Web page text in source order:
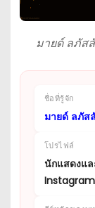
มายด์ ลภัส
ชื่อที่รู้จัก
มายด์ ลภัส
โปรไฟล์
นักแสดงแ